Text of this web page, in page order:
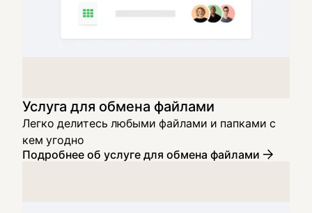
Услуга для обмена файлами
Легко делитесь любыми файлами и папками с
кем угодно
Подробнее об услуге для обмена файлами